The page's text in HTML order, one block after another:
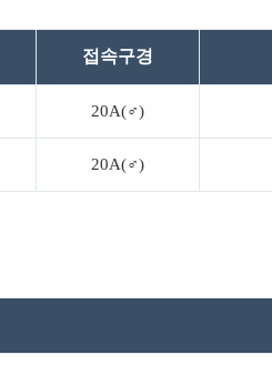
접속구경
20A(♂)
20A(♂)